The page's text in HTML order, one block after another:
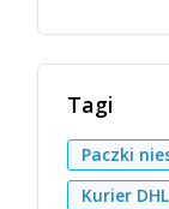
Tagi
Paczki
Kurier DHL